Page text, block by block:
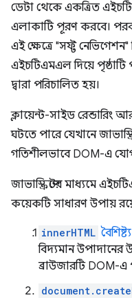
ডেটা থেকে একত্রিত
এলাকাটি পূরণ করবে।
এই ক্ষেত্রে "সফ্ট
এইচটিএমএল দিয়ে পৃষ্ঠাটি
দ্বারা পরিচালিত হয়।
ক্লায়েন্ট-সাইড রেন্ডারিং
ঘটতে পারে যেখানে
গতিশীলভাবে DOM-এ
জাভাস্ক্রিপ্টের মাধ্যমে
কয়েকটি সাধারণ উপায়
innerHTML বৈশিষ্ট্য
বিদ্যমান উপাদানের
ব্রাউজারটি DOM-এ